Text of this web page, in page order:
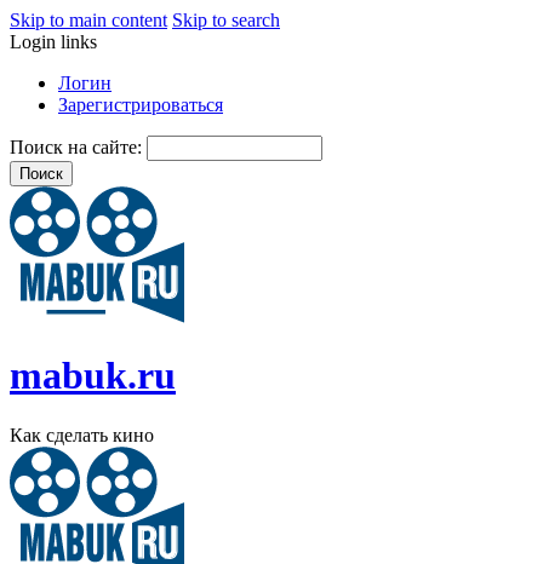
Skip to main content Skip to search
Login links
Логин
Зарегистрироваться
Поиск на сайте:
mabuk.ru
Как сделать кино